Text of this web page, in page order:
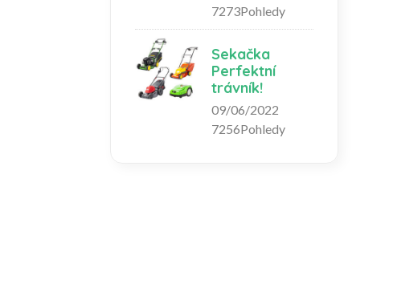
7273Pohledy
Sekačka
Perfektní
trávník!
09/06/2022
7256Pohledy